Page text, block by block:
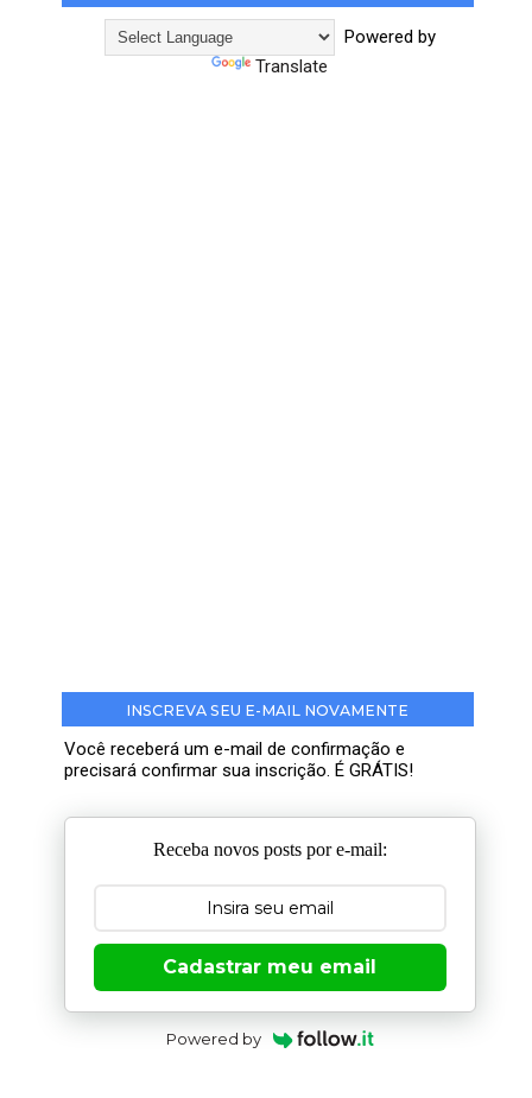
Powered by
Translate
INSCREVA SEU E-MAIL NOVAMENTE
Você receberá um e-mail de confirmação e
precisará confirmar sua inscrição. É GRÁTIS!
Receba novos posts por e-mail:
Cadastrar meu email
Powered by